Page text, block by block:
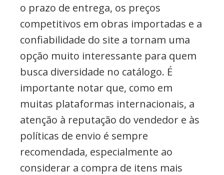
o prazo de entrega, os preços
competitivos em obras importadas e a
confiabilidade do site a tornam uma
opção muito interessante para quem
busca diversidade no catálogo. É
importante notar que, como em
muitas plataformas internacionais, a
atenção à reputação do vendedor e às
políticas de envio é sempre
recomendada, especialmente ao
considerar a compra de itens mais